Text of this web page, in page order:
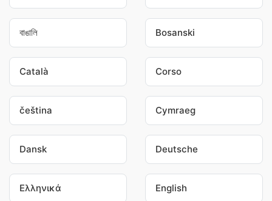
বাঙালি Bosanski
Català Corso
čeština Cymraeg
Dansk Deutsche
Ελληνικά English